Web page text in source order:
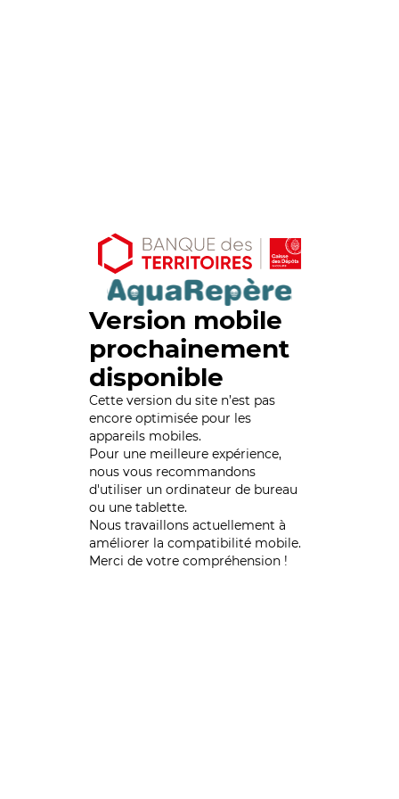
Version mobile
prochainement
disponible
Cette version du site n’est pas
encore optimisée pour les
appareils mobiles.
Pour une meilleure expérience,
nous vous recommandons
d'utiliser un ordinateur de bureau
ou une tablette.
Nous travaillons actuellement à
améliorer la compatibilité mobile.
Merci de votre compréhension !